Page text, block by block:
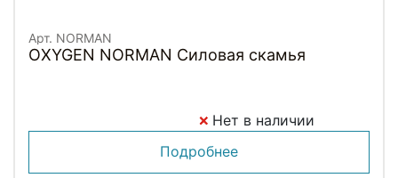
Арт. NORMAN
OXYGEN NORMAN Силовая скамья
Нет в наличии
Подробнее